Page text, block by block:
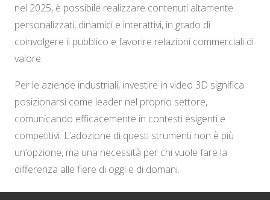
nel 2025, è possibile realizzare contenuti altamente
personalizzati, dinamici e interattivi, in grado di
coinvolgere il pubblico e favorire relazioni commerciali di
valore.
Per le aziende industriali, investire in video 3D significa
posizionarsi come leader nel proprio settore,
comunicando efficacemente in contesti esigenti e
competitivi. L’adozione di questi strumenti non è più
un’opzione, ma una necessità per chi vuole fare la
differenza alle fiere di oggi e di domani.